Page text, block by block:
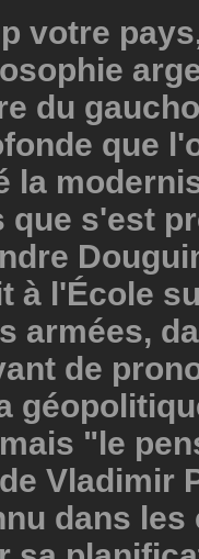
votre
du
que
la
que s'est
à l'École
armées,
de
"le
Vladimir
dans les